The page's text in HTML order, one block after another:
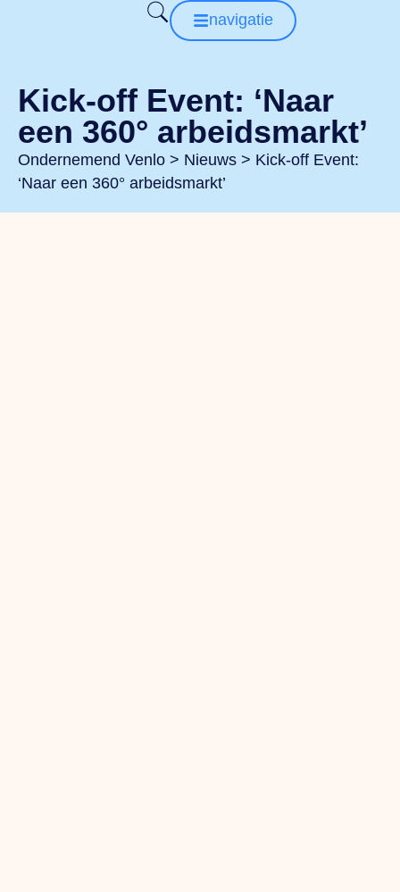
navigatie
Kick-off Event: ‘Naar
een 360° arbeidsmarkt’
Ondernemend Venlo > Nieuws > Kick-off Event:
‘Naar een 360° arbeidsmarkt’